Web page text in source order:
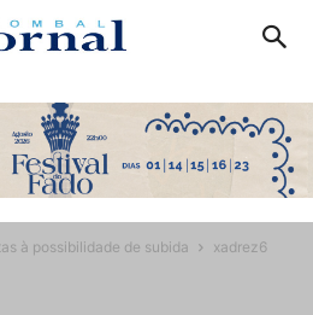
à possibilidade de subida xadrez6